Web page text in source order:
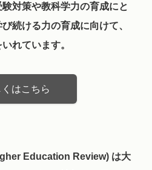
対策や教科学力の育成にと
続ける力の育成に向けて、
れています。
はこちら
Education Review) は大